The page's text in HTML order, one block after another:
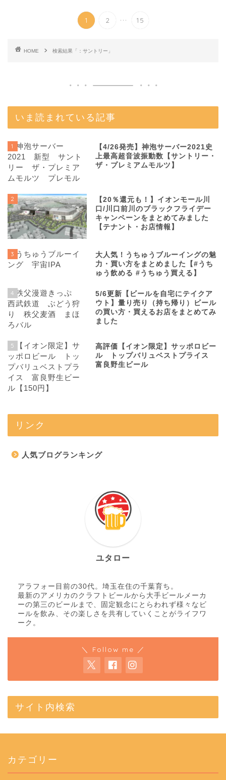
1 2 ... 15
HOME 検索結果「：サントリー」
いま読まれている記事
1
【4/26発売】神泡サーバー2021史
上最高超音波振動数【サントリー・
ザ・プレミアムモルツ】
2
【20％還元も！】イオンモール川
口/川口前川のブラックフライデー
キャンペーンをまとめてみました
【テナント・お店情報】
3
大人気！うちゅうブルーイングの魅
力・買い方をまとめました【#うち
ゅう飲める #うちゅう買える】
4
5/6更新【ビールを自宅にテイクア
ウト】量り売り（持ち帰り）ビール
の買い方・買えるお店をまとめてみ
ました
5
高評価【イオン限定】サッポロビー
ル トップバリュベストプライス
富良野生ビール
リンク
人気ブログランキング
ユタロー
アラフォー目前の30代。埼玉在住の千葉育ち。
最新のアメリカのクラフトビールから大手ビールメーカ
ーの第三のビールまで、固定観念にとらわれず様々なビ
ールを飲み、その楽しさを共有していくことがライフワ
ーク。
＼ Follow me ／
サイト内検索
カテゴリー